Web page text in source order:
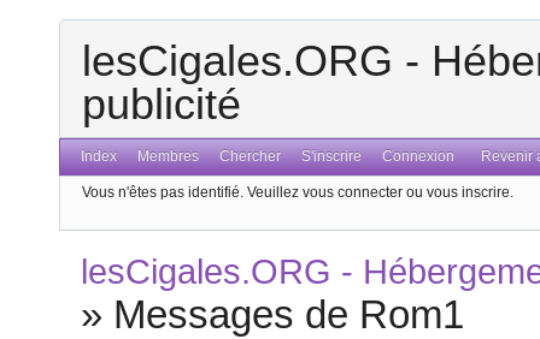
lesCigales.ORG -
publicité
Index Membres Chercher S'inscrire Connexion Revenir
Vous n'êtes pas identifié. Veuillez vous connecter ou vous inscrire.
lesCigales.ORG -
» Messages de Rom1